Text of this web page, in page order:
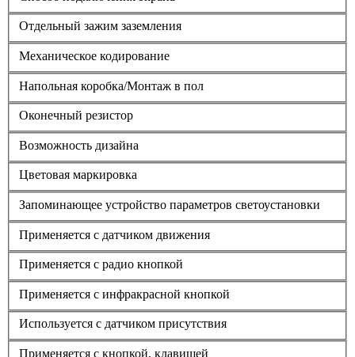
Отдельный зажим заземления
Механическое кодирование
Напольная коробка/Монтаж в пол
Оконечный резистор
Возможность дизайна
Цветовая маркировка
Запоминающее устройство параметров светоустановки
Применяется с датчиком движения
Применяется с радио кнопкой
Применяется с инфракрасной кнопкой
Используется с датчиком присутствия
Применяется с кнопкой, клавишей